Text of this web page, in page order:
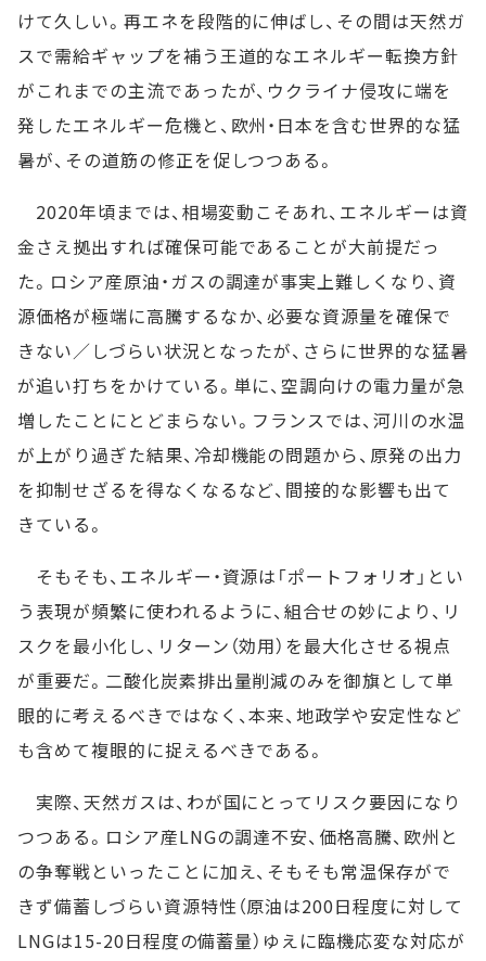
けて久しい。再エネを段階的に伸ばし、その間は天然ガ
スで需給ギャップを補う王道的なエネルギー転換方針
がこれまでの主流であったが、ウクライナ侵攻に端を
発したエネルギー危機と、欧州・日本を含む世界的な猛
暑が、その道筋の修正を促しつつある。
2020年頃までは、相場変動こそあれ、エネルギーは資
金さえ拠出すれば確保可能であることが大前提だっ
た。ロシア産原油・ガスの調達が事実上難しくなり、資
源価格が極端に高騰するなか、必要な資源量を確保で
きない／しづらい状況となったが、さらに世界的な猛暑
が追い打ちをかけている。単に、空調向けの電力量が急
増したことにとどまらない。フランスでは、河川の水温
が上がり過ぎた結果、冷却機能の問題から、原発の出力
を抑制せざるを得なくなるなど、間接的な影響も出て
きている。
そもそも、エネルギー・資源は「ポートフォリオ」とい
う表現が頻繁に使われるように、組合せの妙により、リ
スクを最小化し、リターン（効用）を最大化させる視点
が重要だ。二酸化炭素排出量削減のみを御旗として単
眼的に考えるべきではなく、本来、地政学や安定性など
も含めて複眼的に捉えるべきである。
実際、天然ガスは、わが国にとってリスク要因になり
つつある。ロシア産LNGの調達不安、価格高騰、欧州と
の争奪戦といったことに加え、そもそも常温保存がで
きず備蓄しづらい資源特性（原油は200日程度に対して
LNGは15-20日程度の備蓄量）ゆえに臨機応変な対応が